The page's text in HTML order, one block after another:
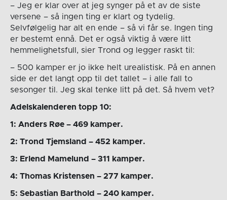
– Jeg er klar over at jeg synger på et av de siste
versene – så ingen ting er klart og tydelig.
Selvfølgelig har alt en ende – så vi får se. Ingen ting
er bestemt ennå. Det er også viktig å være litt
hemmelighetsfull, sier Trond og legger raskt til:
– 500 kamper er jo ikke helt urealistisk. På en annen
side er det langt opp til det tallet – i alle fall to
sesonger til. Jeg skal tenke litt på det. Så hvem vet?
Adelskalenderen topp 10:
1: Anders Røe – 469 kamper.
2: Trond Tjemsland – 452 kamper.
3: Erlend Mamelund – 311 kamper.
4: Thomas Kristensen – 277 kamper.
5: Sebastian Barthold – 240 kamper.